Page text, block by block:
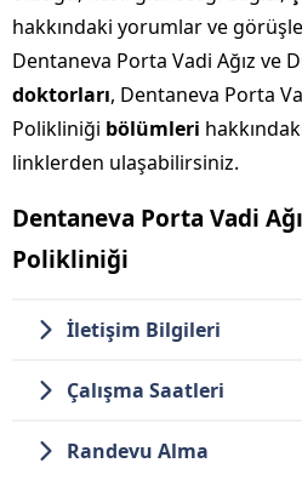
hakkındaki yorumlar ve
Dentaneva Porta Vadi Ağız ve
doktorları, Dentaneva Porta
Polikliniği bölümleri
linklerden ulaşabilirsiniz.
Dentaneva Porta Vadi
Polikliniği
İletişim Bilgileri
Çalışma Saatleri
Randevu Alma